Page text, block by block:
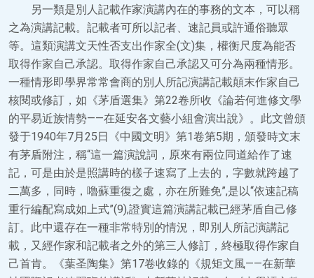
另一類是別人記載作家演講內在的事務的文本，可以稱
之為演講記載。記載者可所以記者、速記員或許通俗聽眾
等。這類演講文天性否支出作家全(文)集，權衡尺度為能否
取得作家自己承認。取得作家自己承認又可分為兩種情形。
一種情形即學界常常會商的別人所記演講記載顛末作家自己
核閱或修訂，如《茅盾選集》第22卷所收《論若何進修文學
的平易近族情勢——在延安各文藝小組會演出說》。此文曾頒
發于1940年7月25日《中國文明》第1卷第5期，頒發時文末
有茅盾附注，稱“這一篇演說詞，原來有兩位同道給作了速
記，可是由於是照講時的樣子速寫了上去的，字數就跨越了
二萬多，同時，嚕蘇重復之處，亦在所難免”,是以“依速記稿
重行編配寫成如上式”(9),證實這篇演講記載已經茅盾自己修
訂。此中還存在一種非常特別的情況，即別人所記演講記
載，又經作家和記載者之外的第三人修訂，終極取得作家自
己首肯。《葉圣陶集》第17卷收錄的《規矩文風——在新華